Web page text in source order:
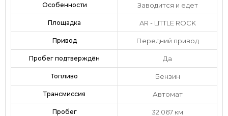
Особенности Заводится и едет
Площадка AR - LITTLE ROCK
Привод Передний привод
Пробег подтверждён Да
Топливо Бензин
Трансмиссия Автомат
Пробег 32.067 км